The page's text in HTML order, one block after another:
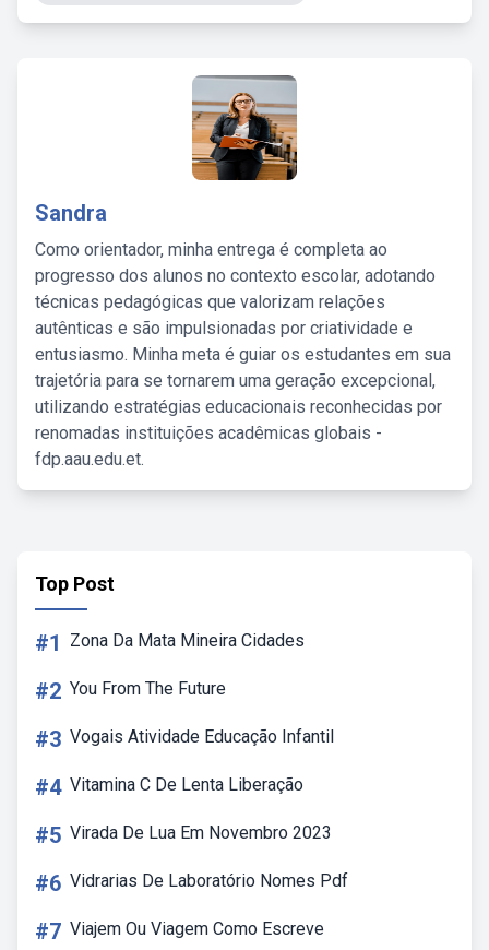
Sandra
Como orientador, minha entrega é completa ao
progresso dos alunos no contexto escolar, adotando
técnicas pedagógicas que valorizam relações
autênticas e são impulsionadas por criatividade e
entusiasmo. Minha meta é guiar os estudantes em sua
trajetória para se tornarem uma geração excepcional,
utilizando estratégias educacionais reconhecidas por
renomadas instituições acadêmicas globais -
fdp.aau.edu.et.
Top Post
#1 Zona Da Mata Mineira Cidades
#2 You From The Future
#3 Vogais Atividade Educação Infantil
#4 Vitamina C De Lenta Liberação
#5 Virada De Lua Em Novembro 2023
#6 Vidrarias De Laboratório Nomes Pdf
#7 Viajem Ou Viagem Como Escreve